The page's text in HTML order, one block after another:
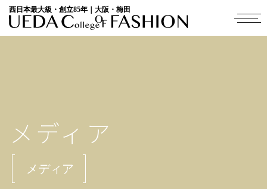
西日本最大級・創立85年｜大阪・梅田
メディア
メディア